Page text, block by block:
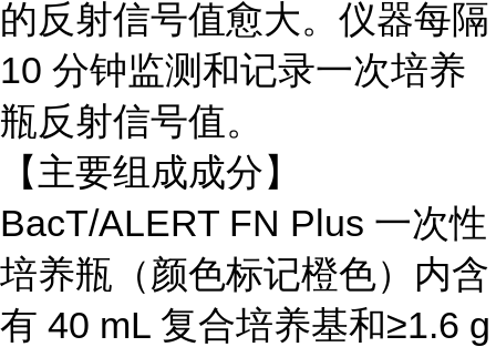
的反射信号值愈大。仪器每隔
10 分钟监测和记录一次培养
瓶反射信号值。
【主要组成成分】
BacT/ALERT FN Plus 一次性
培养瓶（颜色标记橙色）内含
有 40 mL 复合培养基和≥1.6 g